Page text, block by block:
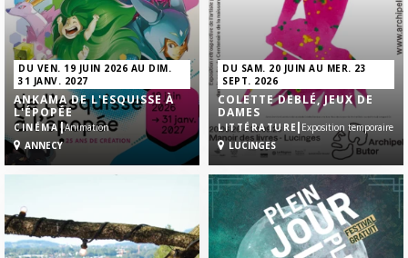
DU VEN. 19 JUIN 2026 AU DIM.
31 JANV. 2027
ANKAMA DE L'ESQUISSE À
L'ÉPOPÉE
CINÉMA |Animation
ANNECY
DU SAM. 20 JUIN AU MER. 23
SEPT. 2026
COLETTE DEBLÉ, JEUX DE
DAMES
LITTÉRATURE| Exposition temporaire
LUCINGES